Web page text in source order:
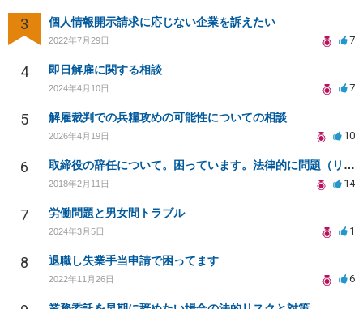
3 個人情報開示請求に応じない企業を訴えたい
2022年7月29日 7
4 即日解雇に関する相談
2024年4月10日 7
5 解雇裁判での兵糧攻めの可能性についての相談
2026年4月19日 10
6 取締役の辞任について。困っています。法律的に問題（リスク）がない辞任の仕方を教えてください。
2018年2月11日 14
7 労働問題と男女間トラブル
2024年3月5日 1
8 退職し失業手当申請で困ってます
2022年11月26日 6